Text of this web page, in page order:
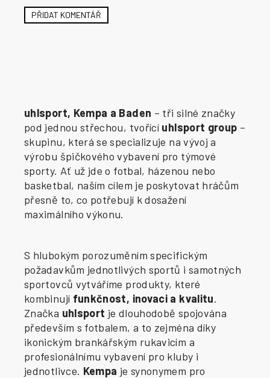
PŘIDAT KOMENTÁŘ
uhlsport, Kempa a Baden – tři silné značky
pod jednou střechou, tvořící uhlsport group –
skupinu, která se specializuje na vývoj a
výrobu špičkového vybavení pro týmové
sporty. Ať už jde o fotbal, házenou nebo
basketbal, naším cílem je poskytovat hráčům
přesně to, co potřebují k dosažení
maximálního výkonu.
S hlubokým porozuměním specifickým
požadavkům jednotlivých sportů i samotných
sportovců vytváříme produkty, které
kombinují funkčnost, inovaci a kvalitu.
Značka uhlsport je dlouhodobě spojována
především s fotbalem, a to zejména díky
ikonickým brankářským rukavicím a
profesionálnímu vybavení pro kluby i
jednotlivce. Kempa je synonymem pro